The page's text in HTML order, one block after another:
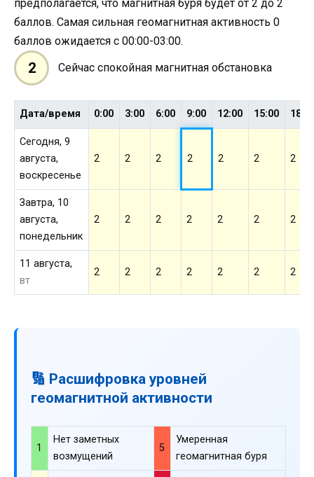
предполагается, что магнитная буря будет от 2 до 2
баллов. Самая сильная геомагнитная активность 0
баллов ожидается с 00:00-03:00.
2 Сейчас спокойная магнитная обстановка
Дата/время 0:00 3:00 6:00 9:00 12:00 15:00
Сегодня, 9
августа,
воскресенье
2 2 2 2 2 2 2
Завтра, 10
августа,
понедельник
2 2 2 2 2 2 2
11 августа,
вт
2 2 2 2 2 2 2
🔢 Расшифровка уровней
геомагнитной активности
1
Нет заметных
возмущений
5
Умеренная
геомагнитная буря